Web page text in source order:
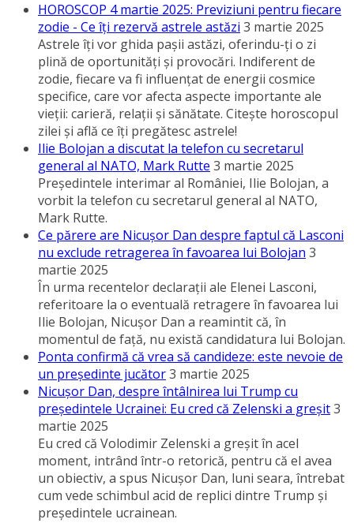
HOROSCOP 4 martie 2025: Previziuni pentru fiecare
zodie - Ce îţi rezervă astrele astăzi 3 martie 2025
Astrele îţi vor ghida paşii astăzi, oferindu-ţi o zi
plină de oportunităţi şi provocări. Indiferent de
zodie, fiecare va fi influenţat de energii cosmice
specifice, care vor afecta aspecte importante ale
vieţii: carieră, relaţii şi sănătate. Citeşte horoscopul
zilei şi află ce îţi pregătesc astrele!
Ilie Bolojan a discutat la telefon cu secretarul
general al NATO, Mark Rutte 3 martie 2025
Preşedintele interimar al României, Ilie Bolojan, a
vorbit la telefon cu secretarul general al NATO,
Mark Rutte.
Ce părere are Nicuşor Dan despre faptul că Lasconi
nu exclude retragerea în favoarea lui Bolojan 3
martie 2025
În urma recentelor declaraţii ale Elenei Lasconi,
referitoare la o eventuală retragere în favoarea lui
Ilie Bolojan, Nicuşor Dan a reamintit că, în
momentul de faţă, nu există candidatura lui Bolojan.
Ponta confirmă că vrea să candideze: este nevoie de
un preşedinte jucător3 martie 2025
Nicuşor Dan, despre întâlnirea lui Trump cu
preşedintele Ucrainei: Eu cred că Zelenski a greşit3
martie 2025
Eu cred că Volodimir Zelenski a greşit în acel
moment, intrând într-o retorică, pentru că el avea
un obiectiv, a spus Nicuşor Dan, luni seara, întrebat
cum vede schimbul acid de replici dintre Trump şi
preşedintele ucrainean.